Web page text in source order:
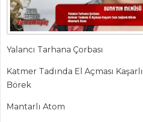
PASTA VE
TATLILAR
ŞOKOLA MUS
TARÇINLI MERENG
Yufkalı Kadayıf
Tatlısı
Yalancı Tarhana Çorbası
Katmer Tadında El Açması
Börek
Mantarlı Atom